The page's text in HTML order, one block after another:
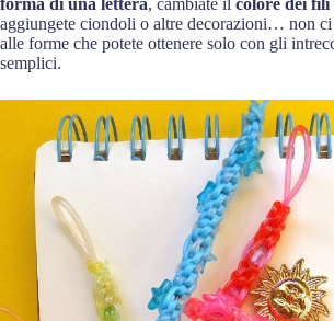
aggiungete ciondoli o altre decorazioni… non
alle forme che potete ottenere solo con gli
semplici.